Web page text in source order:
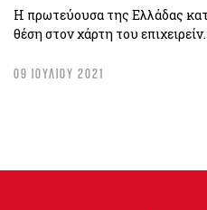
Η πρωτεύουσα της Ελλάδας
θέση στον χάρτη του επιχειρείν.
09 ΙΟΥΛΙΟΥ 2021